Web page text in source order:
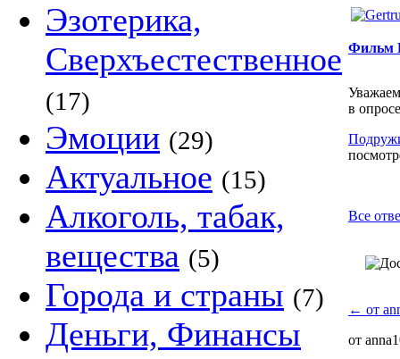
Эзотерика,
Сверхъестественное
(17)
Эмоции (29)
Актуальное (15)
Алкоголь, табак,
вещества (5)
Города и страны (7)
Деньги, Финансы
Фильм
в опросе
Все
← от
от